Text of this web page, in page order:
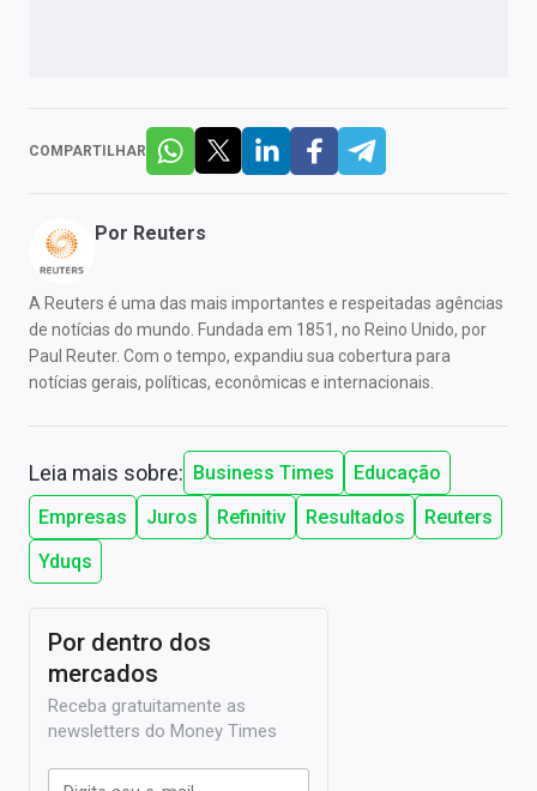
COMPARTILHAR
Por Reuters
A Reuters é uma das mais importantes e respeitadas agências
de notícias do mundo. Fundada em 1851, no Reino Unido, por
Paul Reuter. Com o tempo, expandiu sua cobertura para
notícias gerais, políticas, econômicas e internacionais.
Leia mais sobre: Business Times
Educação
Empresas
Juros Refinitiv Resultados
Reuters
Yduqs
Por dentro dos
mercados
Receba gratuitamente as
newsletters do Money Times